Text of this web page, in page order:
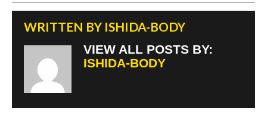
WRITTEN BY ISHIDA-BODY
VIEW ALL POSTS BY:
ISHIDA-BODY